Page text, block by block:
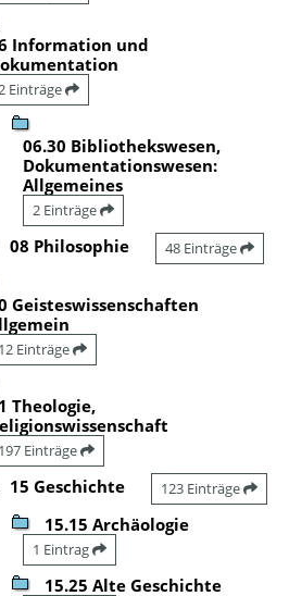
Information und
Einträge
06.30 Bibliothekswesen,
Dokumentationswesen:
Allgemeines
2 Einträge
08 Philosophie 48 Einträge
Geisteswissenschaften
12 Einträge
Theologie,
197 Einträge
15 Geschichte 123 Einträge
15.15 Archäologie
1 Eintrag
15.25 Alte Geschichte